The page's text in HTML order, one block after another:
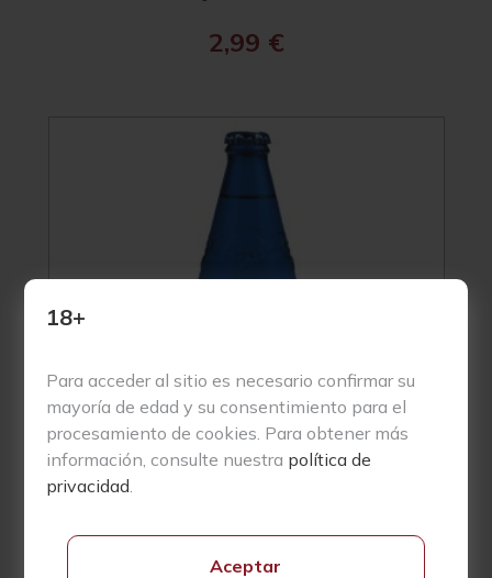
18+
Para acceder al sitio es necesario confirmar su
mayoría de edad y su consentimiento para el
procesamiento de cookies. Para obtener más
información, consulte nuestra política de
privacidad
Aceptar
2,99 €